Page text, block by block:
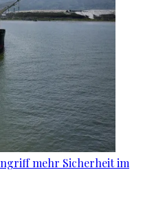
mehr Sicherheit im